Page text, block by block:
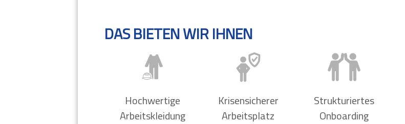
DAS BIETEN WIR IHNEN
Hochwertige
Arbeitskleidung
Krisensicherer
Arbeitsplatz
Strukturiertes
Onboarding